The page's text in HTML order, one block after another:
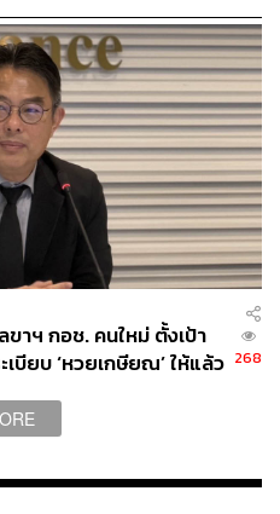
การชุมนุมทางการเมือง
ขาฯ กอช. คนใหม่ ตั้งเป้า
บียบ ‘หวยเกษียณ’ ให้แล้ว 268